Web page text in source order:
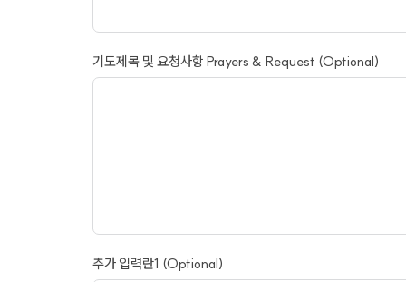
기도제목 및 요청사항 Prayers & Request (Optional)
추가 입력란1 (Optional)